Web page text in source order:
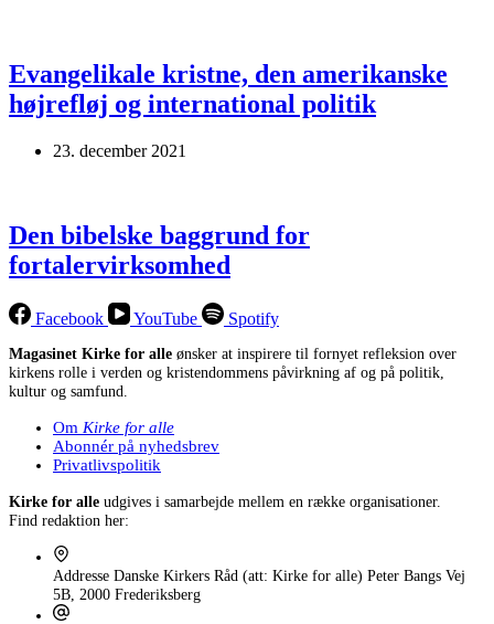
Evangelikale kristne, den amerikanske
højrefløj og international politik
23. december 2021
Den bibelske baggrund for
fortalervirksomhed
Facebook YouTube Spotify
Magasinet Kirke for alle ønsker at inspirere til fornyet refleksion over
kirkens rolle i verden og kristendommens påvirkning af og på politik,
kultur og samfund.
Om Kirke for alle
Abonnér på nyhedsbrev
Privatlivspolitik
Kirke for alle udgives i samarbejde mellem en række organisationer.
Find redaktion her:
Addresse Danske Kirkers Råd (att: Kirke for alle) Peter Bangs Vej
5B, 2000 Frederiksberg